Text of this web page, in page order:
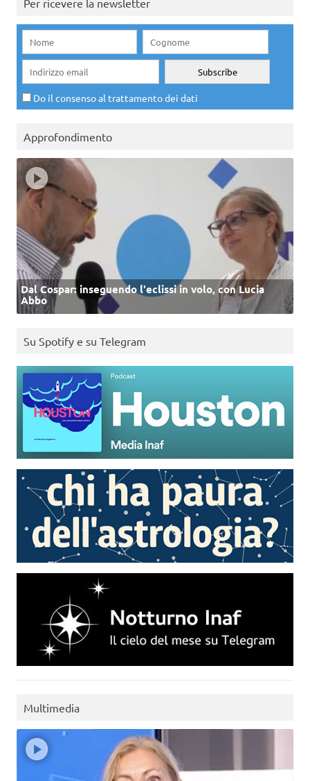
Per ricevere la newsletter
Do il consenso al trattamento dei dati
Approfondimento
Dal Cospar: inseguendo l'eclissi in volo, con Lucia
Abbo
Su Spotify e su Telegram
Multimedia